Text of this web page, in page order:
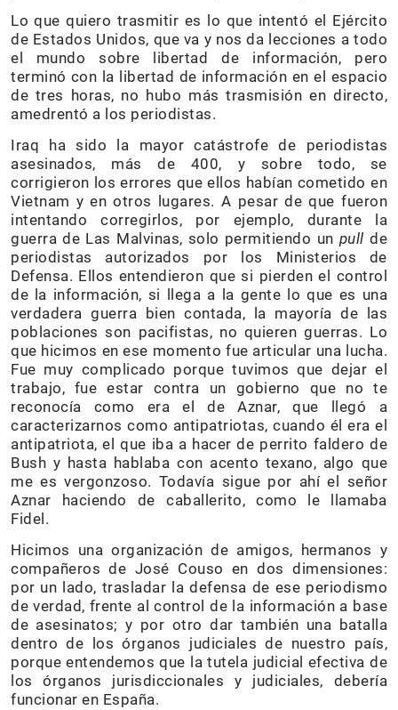
Lo que quiero trasmitir es lo que intentó el Ejército
de Estados Unidos, que va y nos da lecciones a todo
el mundo sobre libertad de información, pero
terminó con la libertad de información en el espacio
de tres horas, no hubo más trasmisión en directo,
amedrentó a los periodistas.
Iraq ha sido la mayor catástrofe de periodistas
asesinados, más de 400, y sobre todo, se
corrigieron los errores que ellos habían cometido en
Vietnam y en otros lugares. A pesar de que fueron
intentando corregirlos, por ejemplo, durante la
guerra de Las Malvinas, solo permitiendo un pull de
periodistas autorizados por los Ministerios de
Defensa. Ellos entendieron que si pierden el control
de la información, si llega a la gente lo que es una
verdadera guerra bien contada, la mayoría de las
poblaciones son pacifistas, no quieren guerras. Lo
que hicimos en ese momento fue articular una lucha.
Fue muy complicado porque tuvimos que dejar el
trabajo, fue estar contra un gobierno que no te
reconocía como era el de Aznar, que llegó a
caracterizarnos como antipatriotas, cuando él era el
antipatriota, el que iba a hacer de perrito faldero de
Bush y hasta hablaba con acento texano, algo que
me es vergonzoso. Todavía sigue por ahí el señor
Aznar haciendo de caballerito, como le llamaba
Fidel.
Hicimos una organización de amigos, hermanos y
compañeros de José Couso en dos dimensiones:
por un lado, trasladar la defensa de ese periodismo
de verdad, frente al control de la información a base
de asesinatos; y por otro dar también una batalla
dentro de los órganos judiciales de nuestro país,
porque entendemos que la tutela judicial efectiva de
los órganos jurisdiccionales y judiciales, debería
funcionar en España.